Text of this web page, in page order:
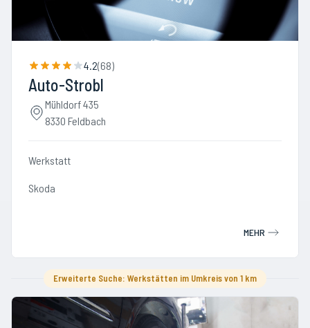
4.2(68)
Auto-Strobl
Mühldorf 435
8330 Feldbach
Werkstatt
Skoda
MEHR
Erweiterte Suche: Werkstätten im Umkreis von 1 km